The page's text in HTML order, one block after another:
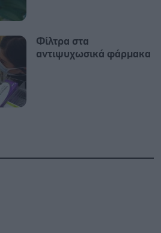
Φίλτρα στα
αντιψυχωσικά φάρμακα